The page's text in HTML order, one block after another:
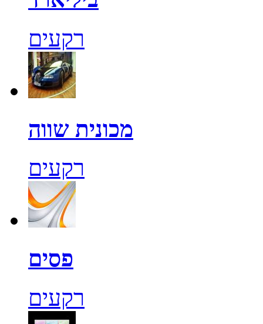
רקעים
מכונית שווה
רקעים
פסים
רקעים